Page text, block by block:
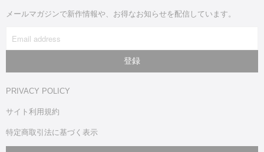
メールマガジンで新作情報や、お得なお知らせを配信しています。
PRIVACY POLICY
サイト利用規約
特定商取引法に基づく表示